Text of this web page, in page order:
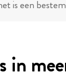
is een
in